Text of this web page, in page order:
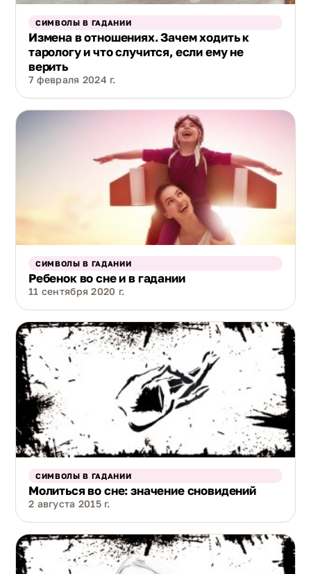
СИМВОЛЫ В ГАДАНИИ
Измена в отношениях. Зачем ходить к
тарологу и что случится, если ему не
верить
7 февраля 2024 г.
СИМВОЛЫ В ГАДАНИИ
Ребенок во сне и в гадании
11 сентября 2020 г.
СИМВОЛЫ В ГАДАНИИ
Молиться во сне: значение сновидений
2 августа 2015 г.